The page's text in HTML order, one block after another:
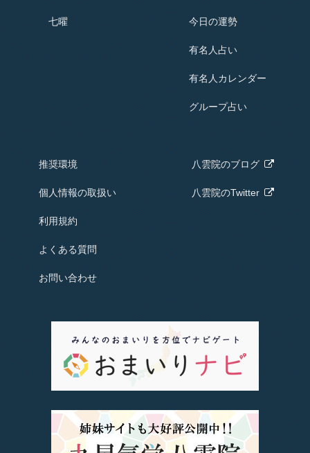
七曜 今日の運勢
有名人占い
有名人カレンダー
グループ占い
推奨環境
個人情報の取扱い
利用規約
よくある質問
お問い合わせ
八雲院のブログ
八雲院のTwitter